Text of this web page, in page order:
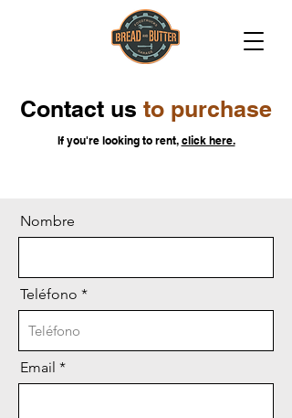
Contact us to purchase
If you're looking to rent, click here.
Nombre
Teléfono
Email